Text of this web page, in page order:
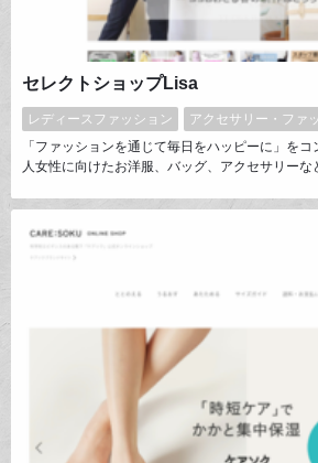
セレクトショップLisa
レディースファッション アクセサリー・ファ
「ファッションを通じて毎日をハッピーに」を
人女性に向けたお洋服、バッグ、アクセサリー
しています。近年はオリジナル品も好評販売。
じめ、コーディネートやサイズの詳細な相談など
との交流を大切にし、ヘビーリピーター様が多い